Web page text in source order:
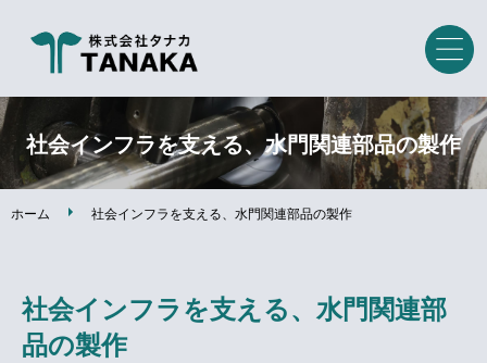
ホーム
事業内容
製作事例
社会インフラを支える、水門関連部品の製作
ホーム 社会インフラを支える、水門関連部品の製作
社会インフラを支える、水門関連部
品の製作